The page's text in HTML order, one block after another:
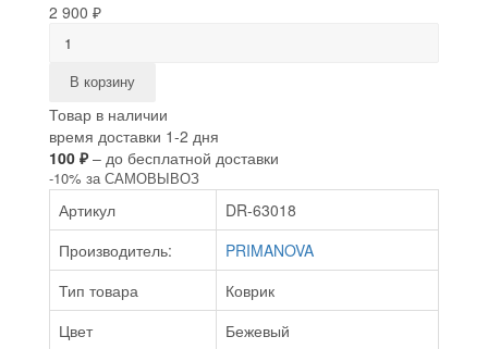
2 900 ₽
В корзину
Товар в наличии
время доставки 1-2 дня
100 ₽– до бесплатной доставки
-10% за САМОВЫВОЗ
Артикул
DR-63018
Производитель:
PRIMANOVA
Тип товара
Коврик
Цвет
Бежевый